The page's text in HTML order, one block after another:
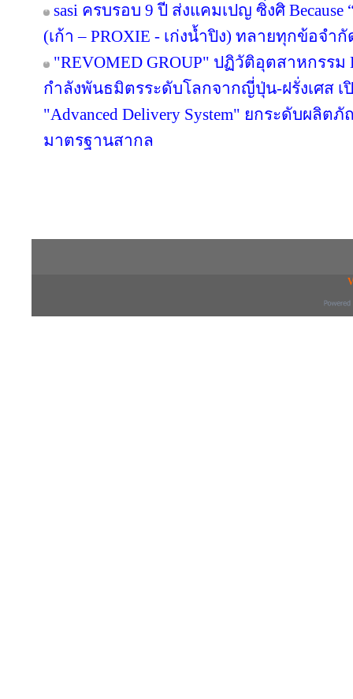
sasi ครบรอบ 9 ปี ส่งแคมเปญ ซิ่งศิ Because
(เก้า – PROXIE - เก่งน้ำปิง) ทลายทุกข้อจำกั
"REVOMED GROUP" ปฏิวัติอุตสาหกรรม
กำลังพันธมิตรระดับโลกจากญี่ปุ่น-ฝรั่งเศส
"Advanced Delivery System" ยกระดับผลิ
มาตรฐานสากล